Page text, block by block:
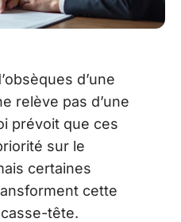
d’une
relève pas d’une
prévoit que ces
sur le
certaines
cette
tête.